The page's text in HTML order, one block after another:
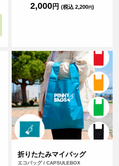
んフルカラープリントしたオリジナ
ルエコバッグが作れます。
2,000円 (税込 2,200円)
折りたたみマイバッグ
エコバッグ / CAPSULEBOX